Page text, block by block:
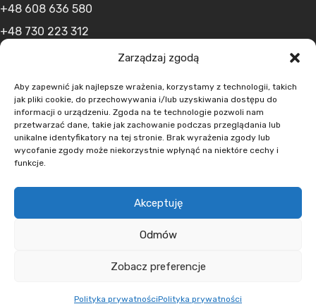
Zarządzaj zgodą
Aby zapewnić jak najlepsze wrażenia, korzystamy z technologii, takich
jak pliki cookie, do przechowywania i/lub uzyskiwania dostępu do
informacji o urządzeniu. Zgoda na te technologie pozwoli nam
przetwarzać dane, takie jak zachowanie podczas przeglądania lub
unikalne identyfikatory na tej stronie. Brak wyrażenia zgody lub
wycofanie zgody może niekorzystnie wpłynąć na niektóre cechy i
funkcje.
Akceptuję
Odmów
Zobacz preferencje
Polityka prywatnościPolityka prywatności
+48 608 636 580
+48 730 223 312
MENU
O nas